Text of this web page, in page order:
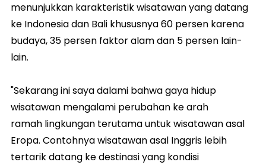
menunjukkan karakteristik wisatawan yang datang
ke Indonesia dan Bali khususnya 60 persen karena
budaya, 35 persen faktor alam dan 5 persen lain-
lain.
"Sekarang ini saya dalami bahwa gaya hidup
wisatawan mengalami perubahan ke arah
ramah lingkungan terutama untuk wisatawan asal
Eropa. Contohnya wisatawan asal Inggris lebih
tertarik datang ke destinasi yang kondisi